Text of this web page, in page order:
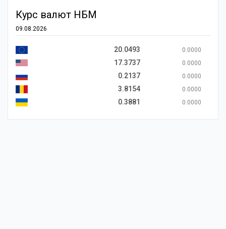
Курс валют НБМ
09.08.2026
20.0493 0.0000
17.3737 0.0000
0.2137 0.0000
3.8154 0.0000
0.3881 0.0000